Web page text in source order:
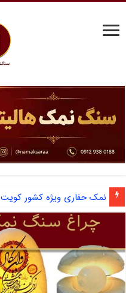
نمک حفاری ویژه کشور کویت